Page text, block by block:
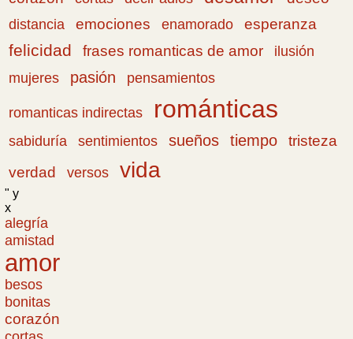
distancia emociones enamorado esperanza
felicidad frases romanticas de amor
ilusión
mujeres
pasión pensamientos
romanticas indirectas románticas
sabiduría sentimientos sueños tiempo
tristeza
verdad
versos vida
" y
x
alegría
amistad
amor
besos
bonitas
corazón